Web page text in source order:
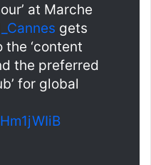
at Marche
gets
‘content
the preferred
for global